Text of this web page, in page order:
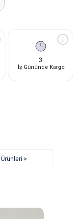
3
İş Gününde Kargo
Ürünleri >